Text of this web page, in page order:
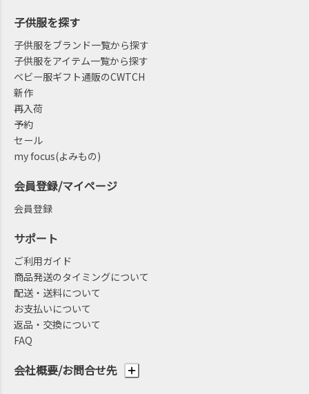
会社概要/お問合せ先
子供服を探す
子供服をブランド一覧から探す
子供服をアイテム一覧から探す
ベビー服ギフト通販のCWTCH
新作
再入荷
予約
セール
my focus(よみもの)
会員登録/マイページ
会員登録
サポート
ご利用ガイド
商品発送のタイミングについて
配送・送料について
お支払いについて
返品・交換について
FAQ